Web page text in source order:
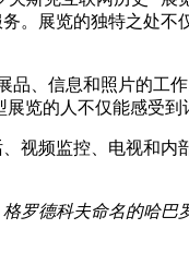
。展览的独特之处
、信息和照片的工
览的人不仅能感受到
视频监控、电视和
罗德科夫命名的哈巴